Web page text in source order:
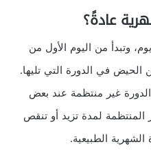
عادةً؟
وسطياً تستمر الدورة الشهرية 28 يوم، وتبدأ من اليوم الأول من
في الدورة التي تليها.
غير منتظمة عند بعض
المنتظمة لمدة تزيد أو تنقص
الطبيعية.